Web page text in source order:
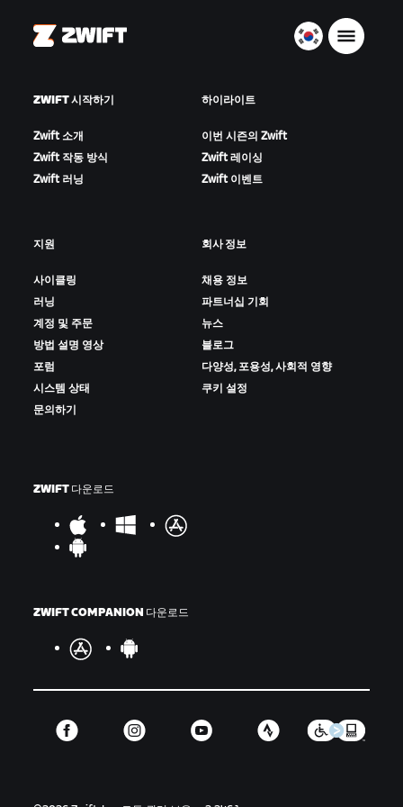
대
Zwift
ZWIFT 시작하기
Zwift 소개
Zwift 작동 방식
Zwift 러닝
하이라이트
이번 시즌의 Zwift
Zwift 레이싱
Zwift 이벤트
지원
사이클링
러닝
계정 및 주문
방법 설명 영상
포럼
시스템 상태
문의하기
회사 정보
채용 정보
파트너십 기회
뉴스
블로그
다양성, 포용성, 사회적 영향
쿠키 설정
ZWIFT 다운로드
ZWIFT COMPANION 다운로드